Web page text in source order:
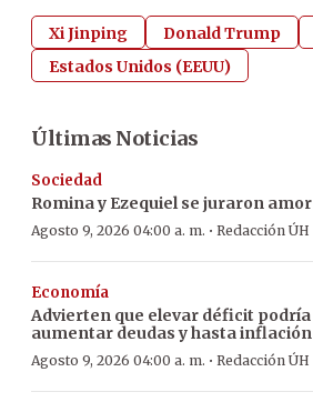
Xi Jinping Donald Trump
Estados Unidos (EEUU)
Últimas Noticias
Sociedad
Romina y Ezequiel se juraron amor
Agosto 9, 2026 04:00 a. m. · Redacción ÚH
Economía
Advierten que elevar déficit podría
aumentar deudas y hasta inflación
Agosto 9, 2026 04:00 a. m. · Redacción ÚH